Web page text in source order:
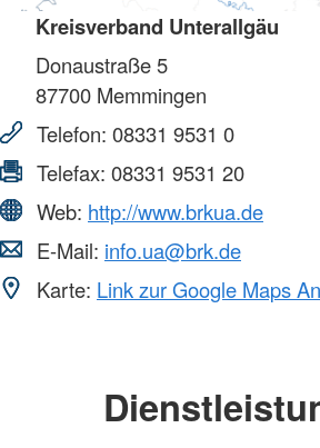
Kreisverband Unterallgäu
Donaustraße 5
87700 Memmingen
Telefon: 08331 9531 0
Telefax: 08331 9531 20
Web: http://www.brkua.de
E-Mail: info.ua@brk.de
Karte: Link zur Google Maps